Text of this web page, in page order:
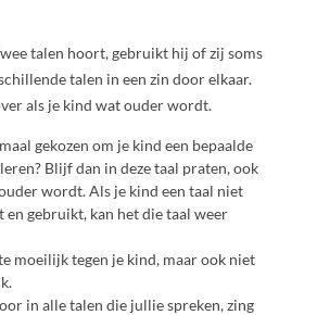
talen hoort, gebruikt hij of zij soms
talen in een zin door elkaar.
als je kind wat ouder wordt.
gekozen om je kind een bepaalde
Blijf dan in deze taal praten, ook
wordt. Als je kind een taal niet
en gebruikt, kan het die taal weer
moeilijk tegen je kind, maar ook niet
in alle talen die jullie spreken, zing